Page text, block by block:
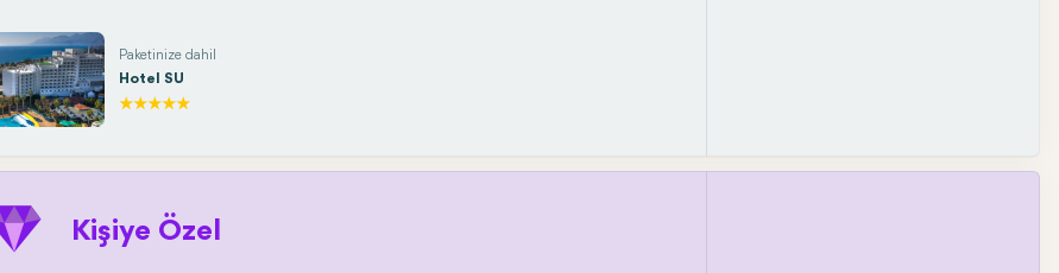
Paketinize dahil
Hotel SU
Kişiye Özel